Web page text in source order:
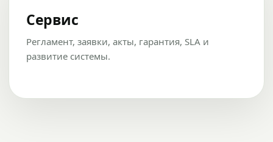
Сервис
Регламент, заявки, акты, гарантия, SLA и
развитие системы.